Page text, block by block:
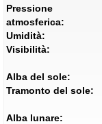
Pressione
atmosferica:
Umidità:
Visibilità:
Alba del sole:
Tramonto del sole:
Alba lunare: